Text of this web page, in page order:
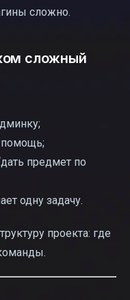
сложно.
сложный
помощь;
предмет по
одну задачу.
проекта: где